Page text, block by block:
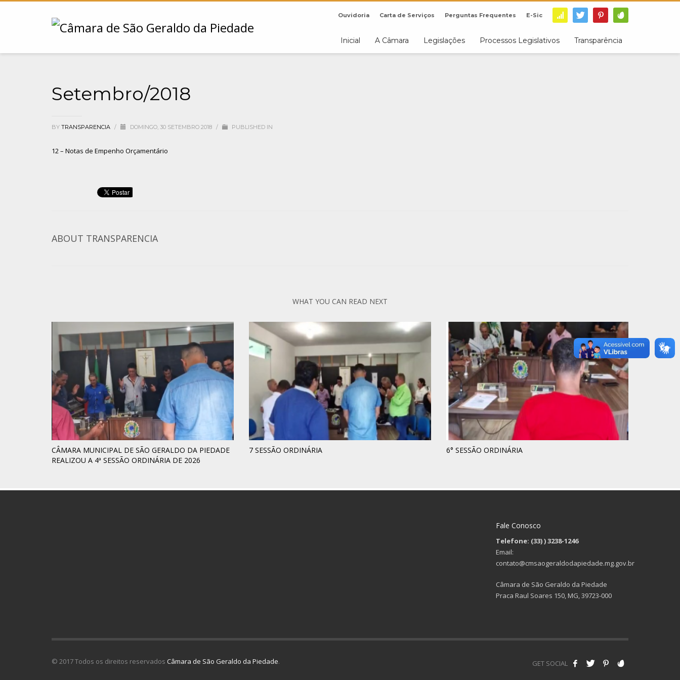
Ouvidoria Carta de Serviços Perguntas Frequentes E-Sic
Inicial A Câmara Legislações Processos Legislativos Transparência
Setembro/2018
BY TRANSPARENCIA / DOMINGO, 30 SETEMBRO 2018 / PUBLISHED IN
12 – Notas de Empenho Orçamentário
ABOUT TRANSPARENCIA
WHAT YOU CAN READ NEXT
CÂMARA MUNICIPAL DE SÃO GERALDO DA PIEDADE
REALIZOU A 4ª SESSÃO ORDINÁRIA DE 2026
7 SESSÃO ORDINÁRIA 6° SESSÃO ORDINÁRIA
Fale Conosco
Telefone: (33)) 3238-1246
Email:
contato@cmsaogeraldodapiedade.mg.gov.br
Câmara de São Geraldo da Piedade
Praca Raul Soares 150, MG, 39723-000
GET SOCIAL
© 2017 Todos os direitos reservados Câmara de São Geraldo da Piedade.